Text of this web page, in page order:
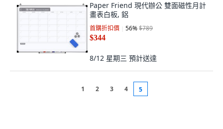
Paper Friend 現代辦公 雙面磁性月計
畫表白板, 鋁
首購折扣價 56%$789
$344
8/12 星期三 預計送達
1 2 3 4 5